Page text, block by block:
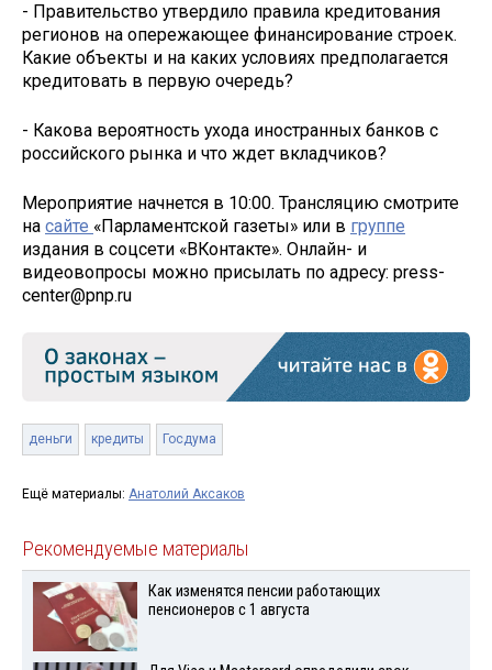
- Правительство утвердило правила кредитования
регионов на опережающее финансирование строек.
Какие объекты и на каких условиях предполагается
кредитовать в первую очередь?
- Какова вероятность ухода иностранных банков с
российского рынка и что ждет вкладчиков?
Мероприятие начнется в 10:00. Трансляцию смотрите
на сайте «Парламентской газеты» или в группе
издания в соцсети «ВКонтакте». Онлайн- и
видеовопросы можно присылать по адресу: press-
center@pnp.ru
деньги кредиты Госдума
Ещё материалы: Анатолий Аксаков
Рекомендуемые материалы
Как изменятся пенсии работающих
пенсионеров с 1 августа